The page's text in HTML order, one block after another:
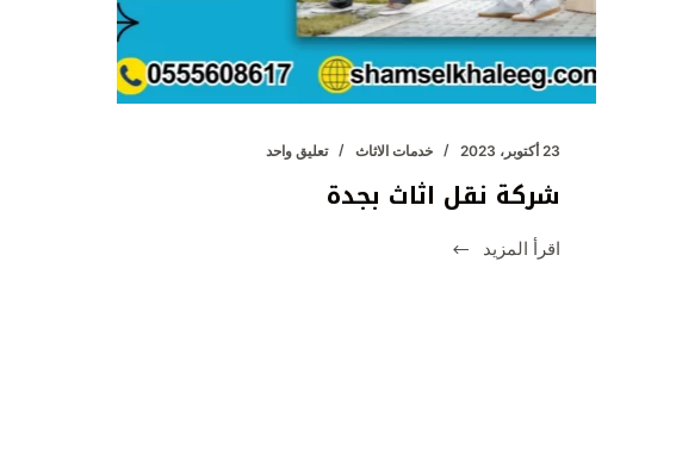
23 أكتوبر، 2023 خدمات الاثاث تعليق واحد
شركة نقل اثاث بجدة
اقرأ المزيد
شركة